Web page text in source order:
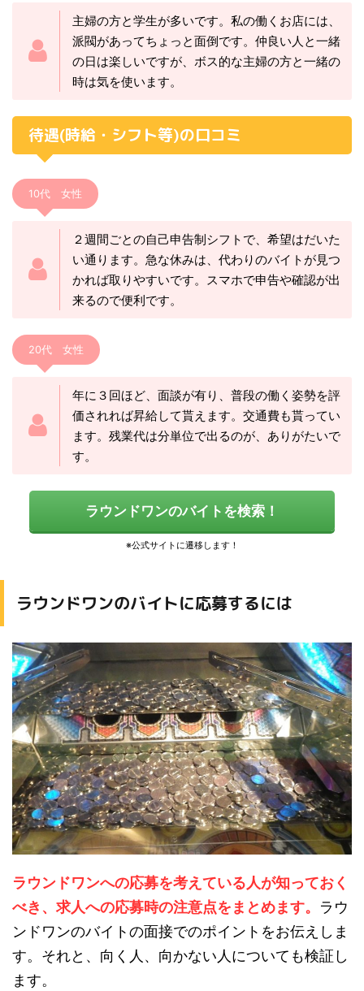
主婦の方と学生が多いです。私の働くお店には、
派閥があってちょっと面倒です。仲良い人と一緒
の日は楽しいですが、ボス的な主婦の方と一緒の
時は気を使います。
待遇(時給・シフト等)の口コミ
10代 女性
２週間ごとの自己申告制シフトで、希望はだいた
い通ります。急な休みは、代わりのバイトが見つ
かれば取りやすいです。スマホで申告や確認が出
来るので便利です。
20代 女性
年に３回ほど、面談が有り、普段の働く姿勢を評
価されれば昇給して貰えます。交通費も貰ってい
ます。残業代は分単位で出るのが、ありがたいで
す。
ラウンドワンのバイトを検索！
ラウンドワンのバイトに応募するには
ラウンドワンへの応募を考えている人が知っておく
べき、求人への応募時の注意点をまとめます。 ラウ
ンドワンのバイトの面接でのポイントをお伝えしま
す。それと、向く人、向かない人についても検証し
ます。